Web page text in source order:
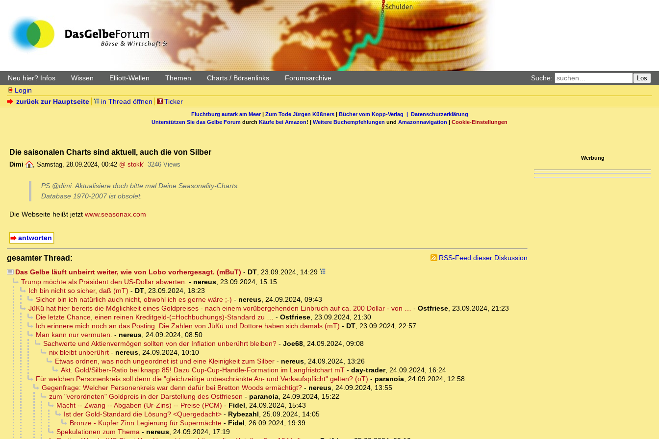
Neu hier? Infos Wissen Elliott-Wellen Themen Charts / Börsenlinks Forumsarchive Suche: Los
Login
zurück zur Hauptseite
in Thread öffnen Ticker
Fluchtburg autark am Meer| Zum Tode Jürgen Küßners| Bücher vom Kopp-Verlag | Datenschutzerklärung
Unterstützen Sie das Gelbe Forum durch Käufe bei Amazon! | Weitere Buchempfehlungen und Amazonnavigation | Cookie-Einstellungen
Die saisonalen Charts sind aktuell, auch die von Silber
Dimi , Samstag, 28.09.2024, 00:42 @ stokk' 3246 Views
PS @dimi: Aktualisiere doch bitte mal Deine Seasonality-Charts.
Database 1970-2007 ist obsolet.
Die Webseite heißt jetzt www.seasonax.com
antworten
gesamter Thread:
RSS-Feed dieser Diskussion
Das Gelbe läuft unbeirrt weiter, wie von Lobo vorhergesagt. (mBuT) - DT, 23.09.2024, 14:29
Trump möchte als Präsident den US-Dollar abwerten. - nereus, 23.09.2024, 15:15
Ich bin nicht so sicher, daß (mT) - DT, 23.09.2024, 18:23
Sicher bin ich natürlich auch nicht, obwohl ich es gerne wäre ;-) - nereus, 24.09.2024, 09:43
JüKü hat hier bereits die Möglichkeit eines Goldpreises - nach einem vorübergehenden Einbruch auf ca. 200 Dollar - von … - Ostfriese, 23.09.2024, 21:23
Die letzte Chance, einen reinen Kreditgeld-(=Hochbuchungs)-Standard zu … - Ostfriese, 23.09.2024, 21:30
Ich erinnere mich noch an das Posting. Die Zahlen von JüKü und Dottore haben sich damals (mT) - DT, 23.09.2024, 22:57
Man kann nur vermuten. - nereus, 24.09.2024, 08:50
Sachwerte und Aktienvermögen sollten von der Inflation unberührt bleiben?- Joe68, 24.09.2024, 09:08
nix bleibt unberührt- nereus, 24.09.2024, 10:10
Etwas ordnen, was noch ungeordnet ist und eine Kleinigkeit zum Silber- nereus, 24.09.2024, 13:26
Akt. Gold/Silber-Ratio bei knapp 85! Dazu Cup-Cup-Handle-Formation im Langfristchart mT- day-trader, 24.09.2024, 16:24
Für welchen Personenkreis soll denn die "gleichzeitige unbeschränkte An- und Verkaufspflicht" gelten? (oT) - paranoia, 24.09.2024, 12:58
Gegenfrage: Welcher Personenkreis war denn dafür bei Bretton Woods ermächtigt?- nereus, 24.09.2024, 13:55
zum "verordneten" Goldpreis in der Darstellung des Ostfriesen - paranoia, 24.09.2024, 15:22
Macht -- Zwang -- Abgaben (Ur-Zins) -- Preise (PCM) - Fidel, 24.09.2024, 15:43
Ist der Gold-Standard die Lösung? <Quergedacht>- Rybezahl, 25.09.2024, 14:05
Bronze - Kupfer Zinn Legierung für Supermächte- Fidel, 26.09.2024, 19:39
Spekulationen zum Thema- nereus, 24.09.2024, 17:19
Werbung